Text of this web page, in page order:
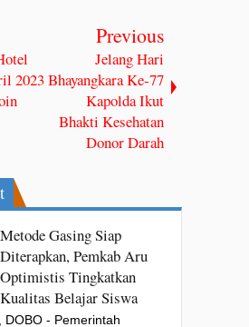
2023
Previous
Jelang Hari
Bhayangkara Ke-77
Kapolda Ikut
Bhakti Kesehatan
Donor Darah
Metode Gasing Siap
Diterapkan, Pemkab Aru
Optimistis Tingkatkan
Kualitas Belajar Siswa
DOBO - Pemerintah